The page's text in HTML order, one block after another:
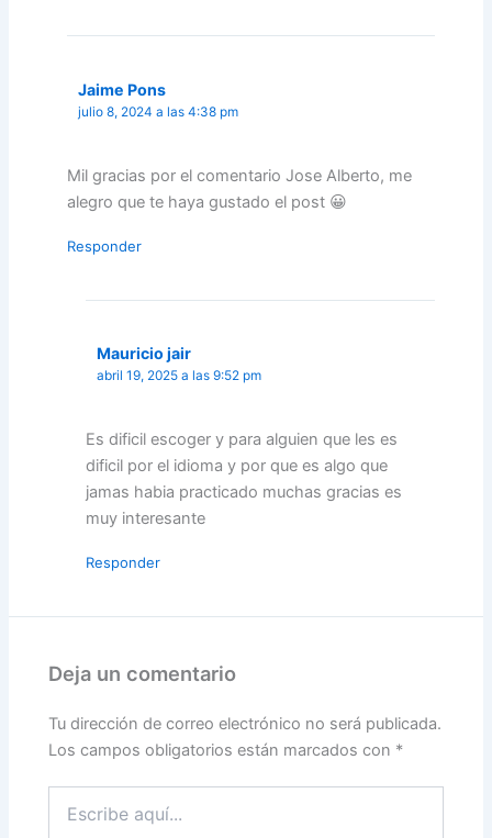
Jaime Pons
julio 8, 2024 a las 4:38 pm
Mil gracias por el comentario Jose Alberto, me
alegro que te haya gustado el post 😀
Responder
Mauricio jair
abril 19, 2025 a las 9:52 pm
Es dificil escoger y para alguien que les es
dificil por el idioma y por que es algo que
jamas habia practicado muchas gracias es
muy interesante
Responder
Deja un comentario
Tu dirección de correo electrónico no será publicada.
Los campos obligatorios están marcados con *
aquí...